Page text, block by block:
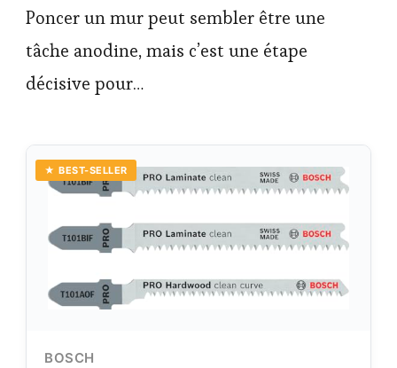
Poncer un mur peut sembler être une
tâche anodine, mais c’est une étape
décisive pour…
★ BEST-SELLER
BOSCH